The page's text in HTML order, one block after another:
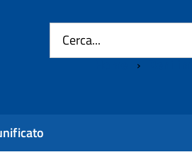
Cerca...